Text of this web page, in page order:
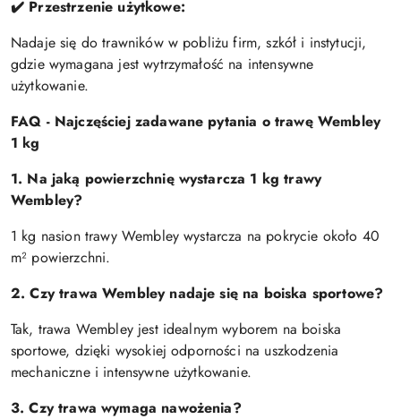
✔️ Przestrzenie użytkowe:
Nadaje się do trawników w pobliżu firm, szkół i instytucji,
gdzie wymagana jest wytrzymałość na intensywne
użytkowanie.
FAQ - Najczęściej zadawane pytania o trawę Wembley
1 kg
1. Na jaką powierzchnię wystarcza 1 kg trawy
Wembley?
1 kg nasion trawy Wembley wystarcza na pokrycie około 40
m² powierzchni.
2. Czy trawa Wembley nadaje się na boiska sportowe?
Tak, trawa Wembley jest idealnym wyborem na boiska
sportowe, dzięki wysokiej odporności na uszkodzenia
mechaniczne i intensywne użytkowanie.
3. Czy trawa wymaga nawożenia?